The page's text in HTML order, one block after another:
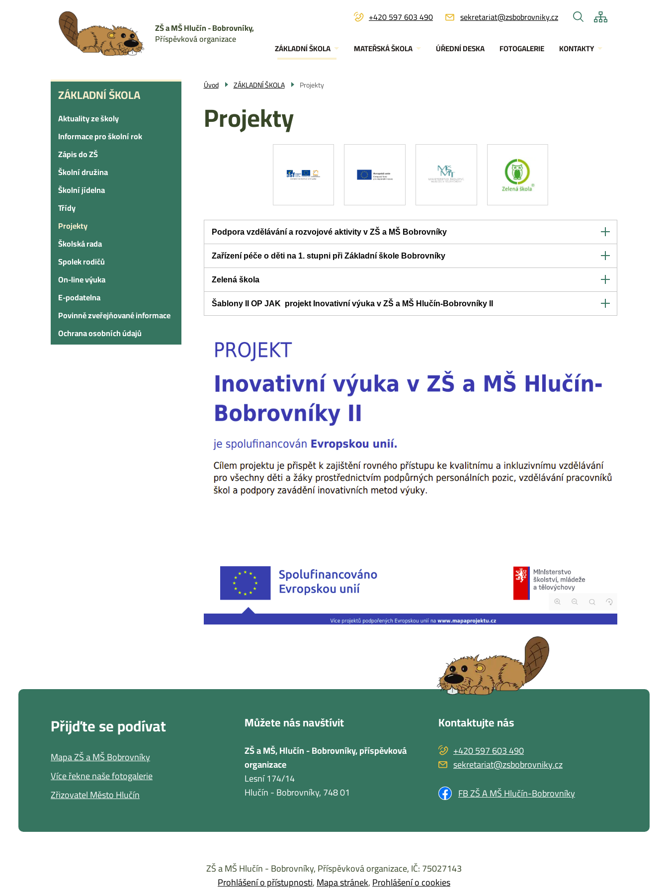
ZŠ a MŠ Hlučín - Bobrovníky,
Příspěvková organizace
+420 597 603 490 sekretariat@zsbobrovniky.cz
Menu
navigace
ZÁKLADNÍ ŠKOLA MATEŘSKÁ ŠKOLA ÚŘEDNÍ DESKA FOTOGALERIE KONTAKTY
ZÁKLADNÍ
ŠKOLA
ZÁKLADNÍ ŠKOLA
Aktuality ze školy
Informace pro školní rok
Zápis do ZŠ
Školní družina
Školní jídelna
Třídy
Projekty
Školská rada
Spolek rodičů
On-line výuka
E-podatelna
Povinně zveřejňované informace
Ochrana osobních údajů
Úvod ZÁKLADNÍ ŠKOLA Projekty
Projekty
Podpora vzdělávání a rozvojové aktivity v ZŠ a MŠ Bobrovníky
Zařízení péče o děti na 1. stupni při Základní škole Bobrovníky
Zelená škola
Šablony II OP JAK projekt Inovativní výuka v ZŠ a MŠ Hlučín-Bobrovníky II
Přijďte se podívat
Mapa ZŠ a MŠ Bobrovníky
Více řekne naše fotogalerie
Zřizovatel Město Hlučín
Můžete nás navštívit
ZŠ a MŠ, Hlučín - Bobrovníky, příspěvková
organizace
Lesní 174/14
Hlučín - Bobrovníky, 748 01
Kontaktujte nás
+420 597 603 490
sekretariat@zsbobrovniky.cz
FB ZŠ A MŠ Hlučín-Bobrovníky
ZŠ a MŠ Hlučín - Bobrovníky, Příspěvková organizace, IČ: 75027143
Prohlášení o přístupnosti Mapa stránek Prohlášení o cookies